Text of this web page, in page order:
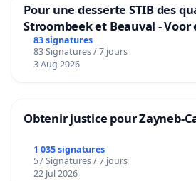
Pour une desserte STIB des
Stroombeek et Beauval - Voor
bediening van de wijken
Voor
83 signatures
83 Signatures / 7 jours
3 Aug 2026
Obtenir justice pour Zayneb-
1 035 signatures
57 Signatures / 7 jours
22 Jul 2026